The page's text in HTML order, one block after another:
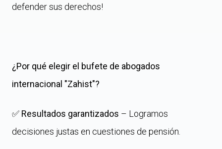
defender sus derechos!
¿Por qué elegir el bufete de abogados
internacional "Zahist"?
✅ Resultados garantizados – Logramos
decisiones justas en cuestiones de pensión.